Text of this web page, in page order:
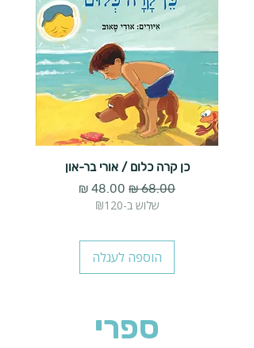
כן קרה כלום / אורי בר-און
מחיר רגיל מחיר מבצע
שלוש ב-₪120
הוספה לעגלה
ספרי